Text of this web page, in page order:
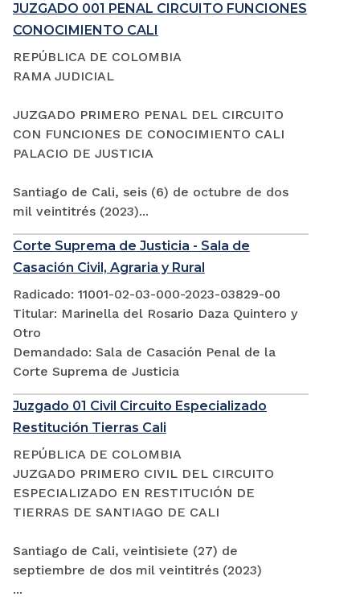
JUZGADO 001 PENAL CIRCUITO FUNCIONES
CONOCIMIENTO CALI
REPÚBLICA DE COLOMBIA
RAMA JUDICIAL
JUZGADO PRIMERO PENAL DEL CIRCUITO
CON FUNCIONES DE CONOCIMIENTO CALI
PALACIO DE JUSTICIA
Santiago de Cali, seis (6) de octubre de dos
mil veintitrés (2023)...
Corte Suprema de Justicia - Sala de
Casación Civil, Agraria y Rural
Radicado: 11001-02-03-000-2023-03829-00
Titular: Marinella del Rosario Daza Quintero y
Otro
Demandado: Sala de Casación Penal de la
Corte Suprema de Justicia
Juzgado 01 Civil Circuito Especializado
Restitución Tierras Cali
REPÚBLICA DE COLOMBIA
JUZGADO PRIMERO CIVIL DEL CIRCUITO
ESPECIALIZADO EN RESTITUCIÓN DE
TIERRAS DE SANTIAGO DE CALI
Santiago de Cali, veintisiete (27) de
septiembre de dos mil veintitrés (2023)
...